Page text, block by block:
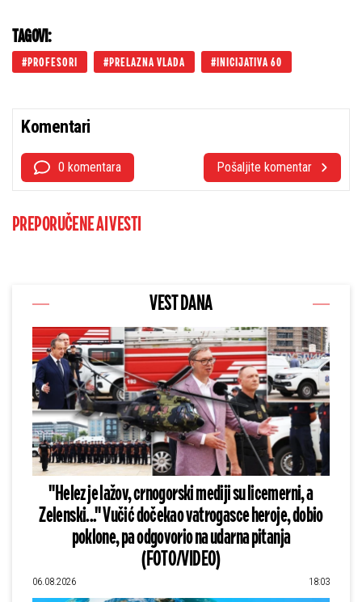
TAGOVI:
PROFESORI PRELAZNA VLADA INICIJATIVA 60
Komentari
0 komentara Pošaljite komentar
PREPORUČENE AI VESTI
VEST DANA
"Helez je lažov, crnogorski mediji su licemerni, a
Zelenski..." Vučić dočekao vatrogasce heroje, dobio
poklone, pa odgovorio na udarna pitanja
(FOTO/VIDEO)
06.08.2026 18:03